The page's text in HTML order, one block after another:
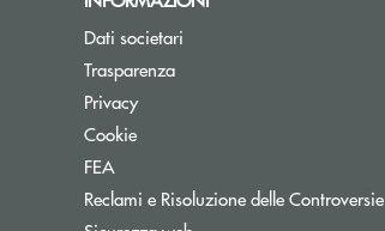
Dati societari
Trasparenza
Privacy
Cookie
FEA
Reclami e Risoluzione delle Controversie